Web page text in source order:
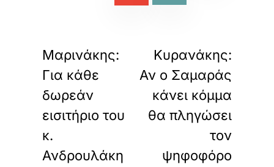
Μαρινάκης:
Για κάθε
δωρεάν
εισιτήριο του
κ.
Ανδρουλάκη
Κυρανάκης:
Αν ο Σαμαράς
κάνει κόμμα
θα πληγώσει
τον
ψηφοφόρο